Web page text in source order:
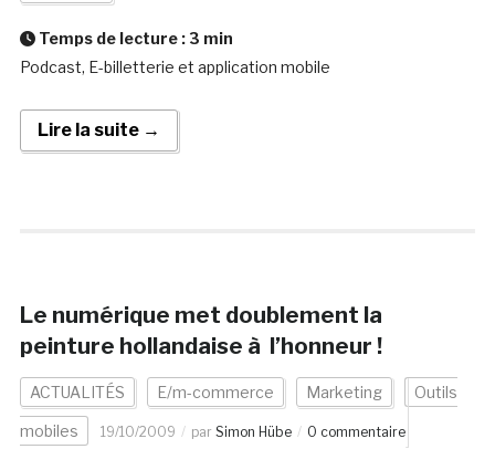
Temps de lecture : 3 min
Podcast, E-billetterie et application mobile
Lire la suite →
Le numérique met doublement la
peinture hollandaise à l’honneur !
ACTUALITÉS E/m-commerce Marketing Outils
mobiles 19/10/2009 par Simon Hübe 0 commentaire